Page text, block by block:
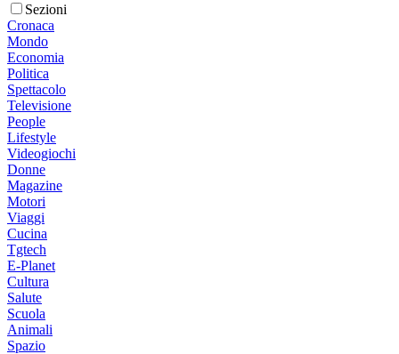
Sezioni
Cronaca
Mondo
Economia
Politica
Spettacolo
Televisione
People
Lifestyle
Videogiochi
Donne
Magazine
Motori
Viaggi
Cucina
Tgtech
E-Planet
Cultura
Salute
Scuola
Animali
Spazio